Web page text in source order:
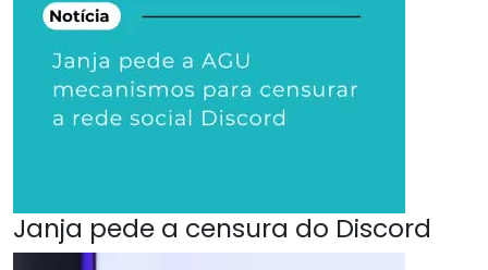
Janja pede a censura do Discord